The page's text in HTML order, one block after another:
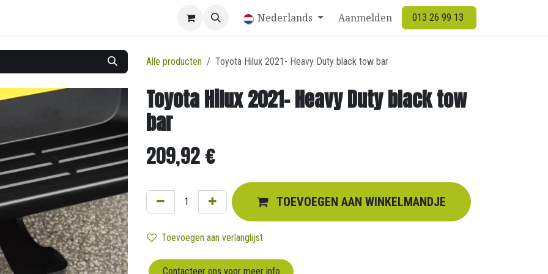
Nederlands Aanmelden 013 26 99 13
Alle producten Toyota Hilux 2021- Heavy Duty black tow bar
Toyota Hilux 2021- Heavy Duty black tow
bar
209,92€
TOEVOEGEN AAN WINKELMANDJE
Toevoegen aan verlanglijst
Contacteer ons voor meer info